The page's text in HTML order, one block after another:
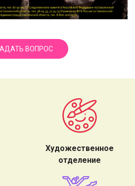
ВОПРОС
Художественное
отделение